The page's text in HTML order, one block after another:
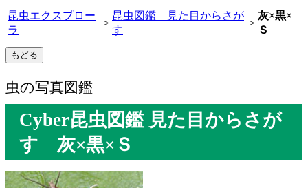
昆虫エクスプロー
ラ
>
昆虫図鑑 見た目からさが
す
>
灰×黒×
Ｓ
虫の写真図鑑
Cyber昆虫図鑑 見た目からさが
す 灰×黒×Ｓ